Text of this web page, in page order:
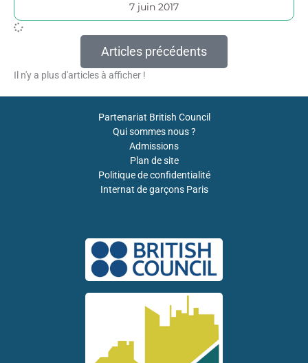
7 juin 2017
Articles précédents
Il n'y a plus d'articles à afficher !
Partenariat British Council
Qui sommes nous ?
Admissions
Plan de site
Politique de confidentialité
Internat de garçons Paris